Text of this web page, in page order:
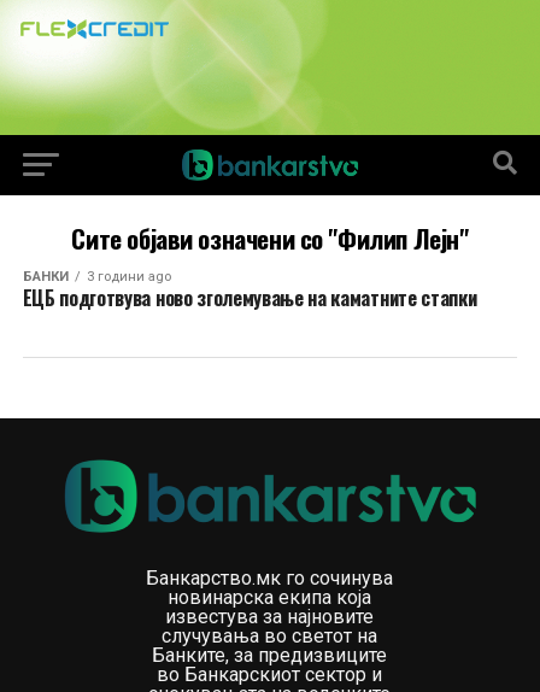
Сите објави означени со "Филип Лејн"
БАНКИ 3 години ago
ЕЦБ подготвува ново зголемување на каматните стапки
Банкарство.мк го сочинува
новинарска екипа која
известува за најновите
случувања во светот на
Банките, за предизвиците
во Банкарскиот сектор и